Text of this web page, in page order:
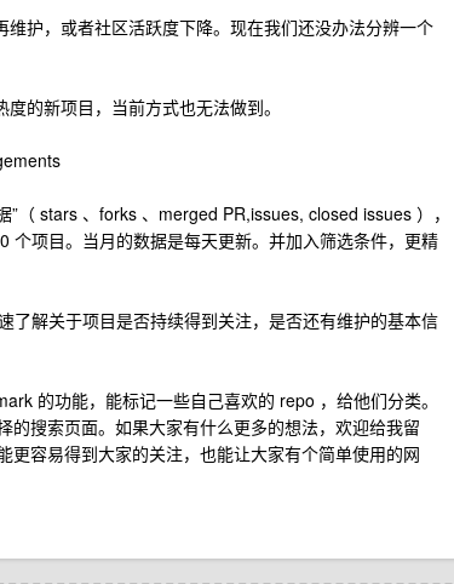
护，或者社区活跃度下降。现在我们还没办法分辨一个
的新项目，当前方式也无法做到。
（ stars 、forks 、merged PR,issues, closed issues ），
项目。当月的数据是每天更新。并加入筛选条件，更精
了解关于项目是否持续得到关注，是否还有维护的基本信
的功能，能标记一些自己喜欢的 repo ，给他们分类。
搜索页面。如果大家有什么更多的想法，欢迎给我留
容易得到大家的关注，也能让大家有个简单使用的网